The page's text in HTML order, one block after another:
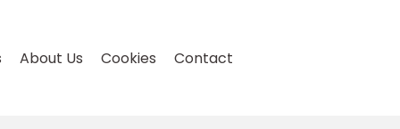
About Us Cookies Contact